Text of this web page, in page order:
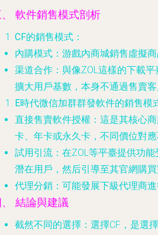
軟件銷售模式剖析
CF的銷售模式 ：
內購模式 ：游戲內商城銷售虛擬
渠道合作 ：與像ZOL這樣的下載
擴大用戶基數，本身不通過售賣客
E時代微信加群群發軟件的銷售模
直接售賣軟件授權 ：這是其核心
卡、年卡或永久卡，不同價位對應
試用引流 ：在ZOL等平臺提供功
潛在用戶，然后引導至其官網購買
代理分銷 ：可能發展下級代理商進
結論與建議
截然不同的選擇 ：選擇CF，是選